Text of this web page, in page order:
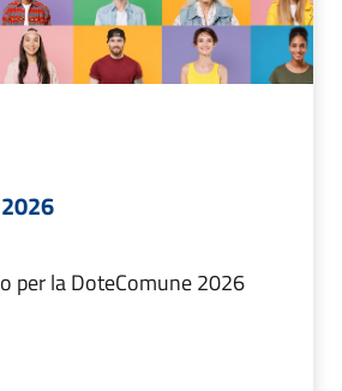
per la DoteComune 2026